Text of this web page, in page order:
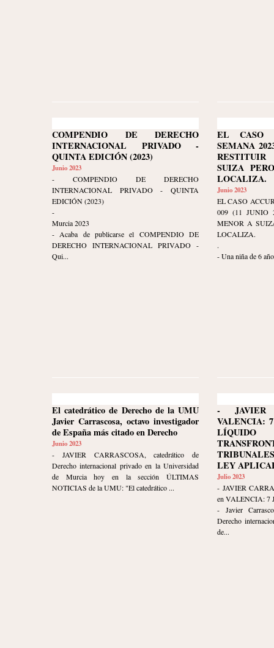
COMPENDIO DE DERECHO
INTERNACIONAL PRIVADO -
QUINTA EDICIÓN (2023)
Junio 2023
- COMPENDIO DE DERECHO
INTERNACIONAL PRIVADO - QUINTA
EDICIÓN (2023)
-
Murcia 2023
- Acaba de publicarse el COMPENDIO DE
DERECHO INTERNACIONAL PRIVADO -
Qui...
EL CASO
SEMANA
SUIZA
LOCALIZA.
Junio 2023
EL CASO
009 (11 JUNIO
MENOR A
LOCALIZA.
.
- Una niña de 6
El catedrático de Derecho de la UMU
Javier Carrascosa, octavo investigador
de España más citado en Derecho
Junio 2023
- JAVIER CARRASCOSA, catedrático de
Derecho internacional privado en la Universidad
de Murcia hoy en la sección ÚLTIMAS
NOTICIAS de la UMU: "El catedrático ...
- JAVIER
VALENCIA:
LEY
Julio 2023
- JAVIER
en VALENCIA: 7
- Javier
Derecho
de...